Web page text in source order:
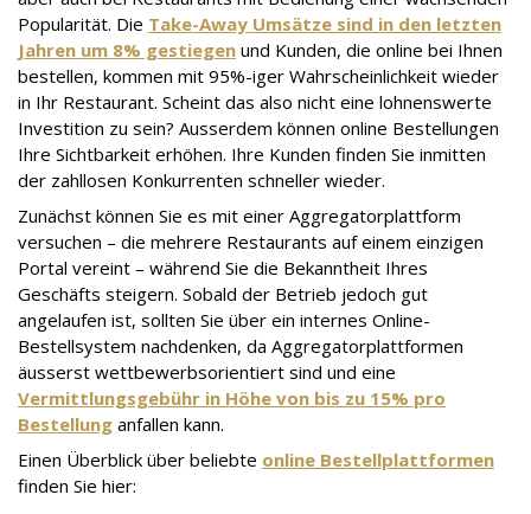
Popularität. Die Take-Away Umsätze sind in den letzten
Jahren um 8% gestiegen und Kunden, die online bei Ihnen
bestellen, kommen mit 95%-iger Wahrscheinlichkeit wieder
in Ihr Restaurant. Scheint das also nicht eine lohnenswerte
Investition zu sein? Ausserdem können online Bestellungen
Ihre Sichtbarkeit erhöhen. Ihre Kunden finden Sie inmitten
der zahllosen Konkurrenten schneller wieder.
Zunächst können Sie es mit einer Aggregatorplattform
versuchen – die mehrere Restaurants auf einem einzigen
Portal vereint – während Sie die Bekanntheit Ihres
Geschäfts steigern. Sobald der Betrieb jedoch gut
angelaufen ist, sollten Sie über ein internes Online-
Bestellsystem nachdenken, da Aggregatorplattformen
äusserst wettbewerbsorientiert sind und eine
Vermittlungsgebühr in Höhe von bis zu 15% pro
Bestellung anfallen kann.
Einen Überblick über beliebte online Bestellplattformen
finden Sie hier: